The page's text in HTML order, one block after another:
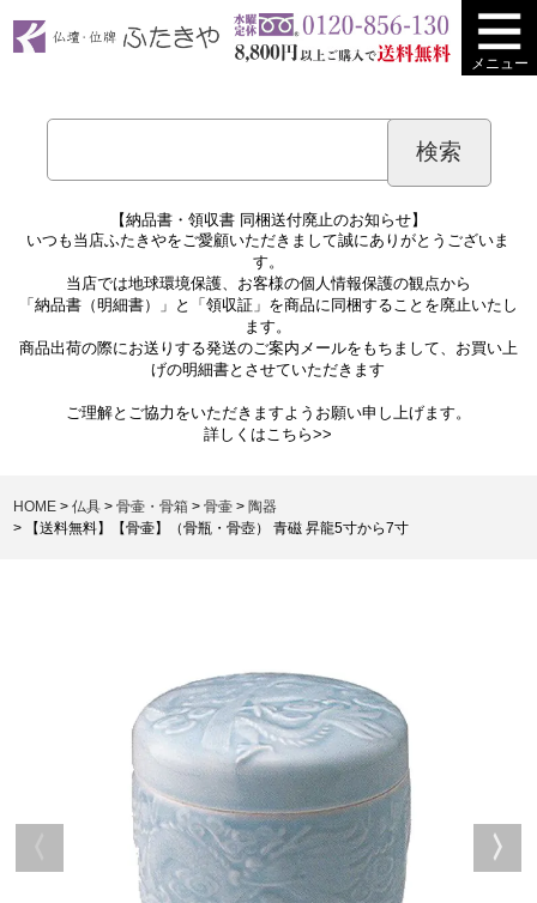
メニュー
【納品書・領収書 同梱送付廃止のお知らせ】
いつも当店ふたきやをご愛顧いただきまして誠にありがとうございま
す。
当店では地球環境保護、お客様の個人情報保護の観点から
「納品書（明細書）」と「領収証」を商品に同梱することを廃止いたし
ます。
商品出荷の際にお送りする発送のご案内メールをもちまして、お買い上
げの明細書とさせていただきます
ご理解とご協力をいただきますようお願い申し上げます。
詳しくはこちら>>
HOME 仏具 骨壷・骨箱 骨壷
陶器
【送料無料】【骨壷】（骨瓶・骨壺） 青磁 昇龍5寸から7寸